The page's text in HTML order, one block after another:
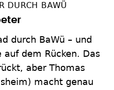
DURCH BAWÜ
durch BaWü – und
dem Rücken. Das
aber Thomas
macht genau